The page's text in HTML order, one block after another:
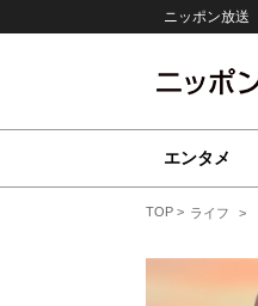
ニッポン放送
エンタメ
TOP ライフ